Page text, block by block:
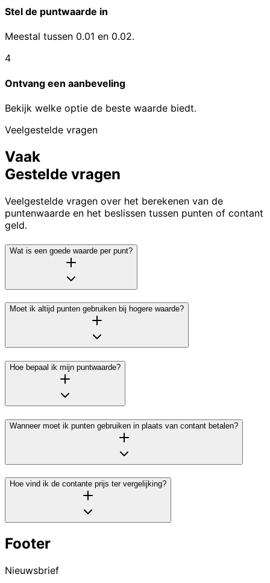
Stel de puntwaarde in
Meestal tussen 0.01 en 0.02.
4
Ontvang een aanbeveling
Bekijk welke optie de beste waarde biedt.
Veelgestelde vragen
Vaak
Gestelde vragen
Veelgestelde vragen over het berekenen van de
puntenwaarde en het beslissen tussen punten of contant
geld.
Wat is een goede waarde per punt?
Moet ik altijd punten gebruiken bij hogere waarde?
Hoe bepaal ik mijn puntwaarde?
Wanneer moet ik punten gebruiken in plaats van contant betalen?
Hoe vind ik de contante prijs ter vergelijking?
Footer
Nieuwsbrief